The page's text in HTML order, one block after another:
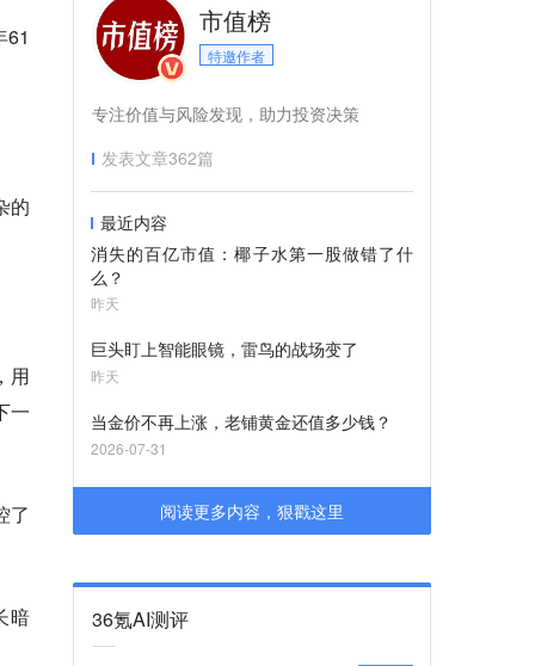
61
的
用
一
了
暗
市值榜
特邀作者
专注价值与风险发现，助力投资决策
发表文章362篇
最近内容
消失的百亿市值：椰子水第一股做错了什
么？
昨天
巨头盯上智能眼镜，雷鸟的战场变了
昨天
当金价不再上涨，老铺黄金还值多少钱？
2026-07-31
阅读更多内容，狠戳这里
36氪AI测评